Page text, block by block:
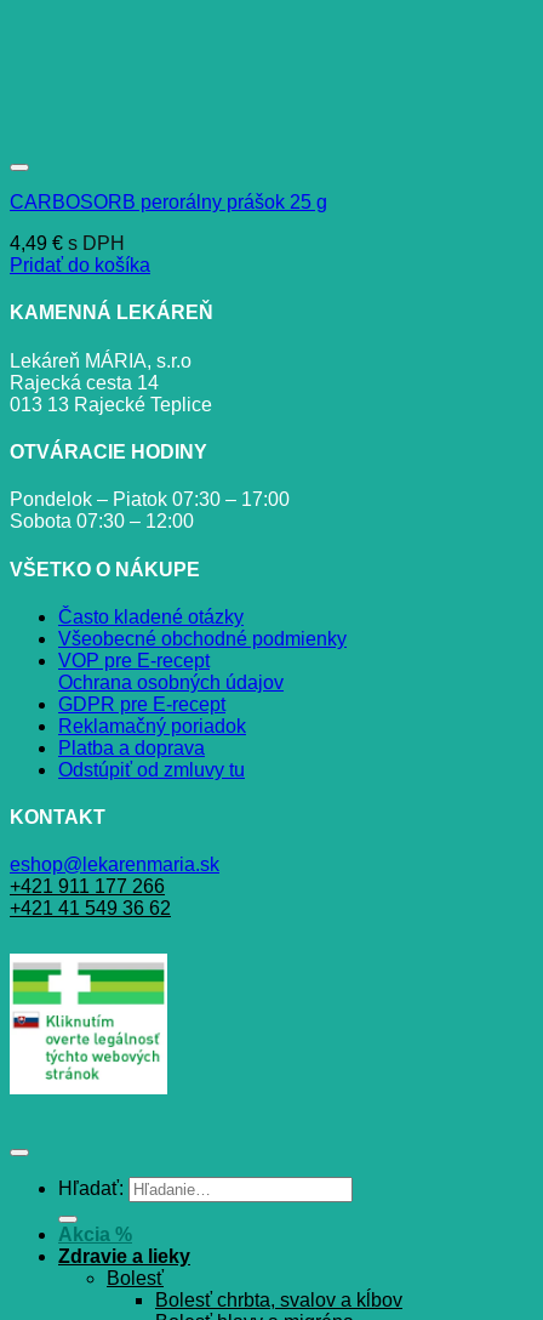
CARBOSORB perorálny prášok 25 g
4,49 € s DPH
Pridať do košíka
KAMENNÁ LEKÁREŇ
Lekáreň MÁRIA, s.r.o
Rajecká cesta 14
013 13 Rajecké Teplice
OTVÁRACIE HODINY
Pondelok – Piatok 07:30 – 17:00
Sobota 07:30 – 12:00
VŠETKO O NÁKUPE
Často kladené otázky
Všeobecné obchodné podmienky
VOP pre E-recept
Ochrana osobných údajov
GDPR pre E-recept
Reklamačný poriadok
Platba a doprava
Odstúpiť od zmluvy tu
KONTAKT
eshop@lekarenmaria.sk
+421 911 177 266
+421 41 549 36 62
Hľadať:
Akcia %
Zdravie a lieky
Bolesť
Bolesť chrbta, svalov a kĺbov